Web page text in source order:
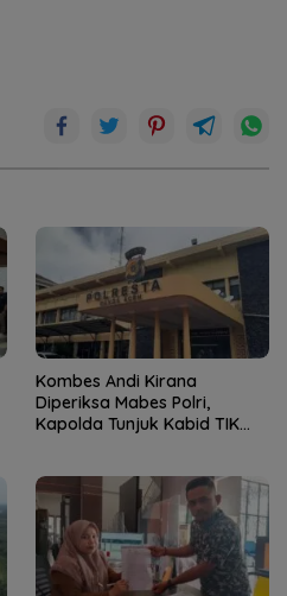
Kombes Andi Kirana
Diperiksa Mabes Polri,
Kapolda Tunjuk Kabid TIK